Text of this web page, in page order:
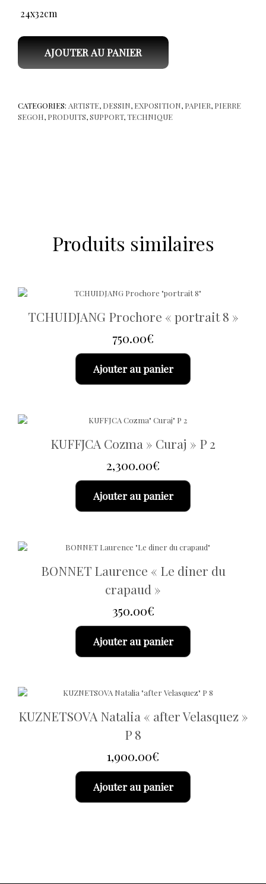
24x32cm
AJOUTER AU PANIER
CATEGORIES: ARTISTE, DESSIN, EXPOSITION, PAPIER, PIERRE
SEGOH, PRODUITS,SUPPORT,TECHNIQUE
Produits similaires
TCHUIDJANG Prochore « portrait 8 »
750.00€
Ajouter au panier
KUFFJCA Cozma » Curaj » P 2
2,300.00€
Ajouter au panier
BONNET Laurence « Le diner du
crapaud »
350.00€
Ajouter au panier
KUZNETSOVA Natalia « after Velasquez »
P 8
1,900.00€
Ajouter au panier